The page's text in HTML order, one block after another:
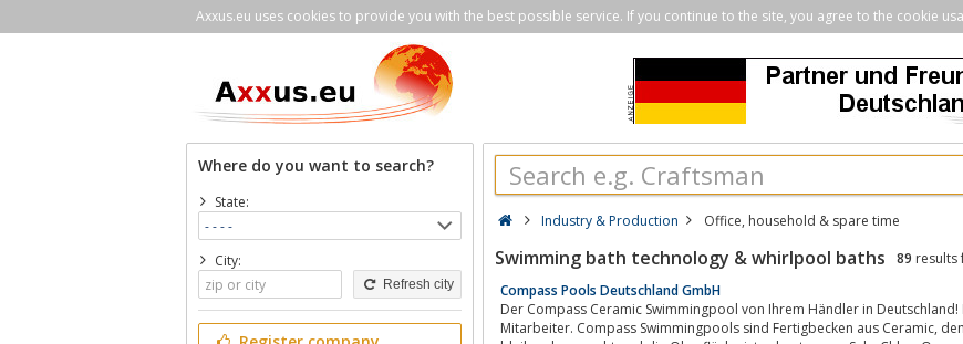
Axxus.eu uses cookies to provide you with the best possible service. If you continue to the site, you agree to the cookie
Where do you want to search?
State:
City:
Refresh city
Industry & Production Office, household & spare time
Swimming bath technology & whirlpool baths 89 results
Compass Pools Deutschland GmbH
Der Compass Ceramic Swimmingpool von Ihrem Händler in
Mitarbeiter. Compass Swimmingpools sind Fertigbecken aus Ceramic, dem besten Material für den Poolbau. Die Farben